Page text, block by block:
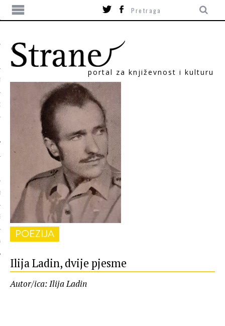
portal za književnost i kulturu
POEZIJA
Ilija Ladin, dvije pjesme
Autor/ica: Ilija Ladin